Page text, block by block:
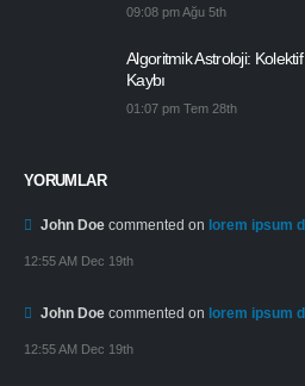
09:08 pm Ağu 5th
Algoritmik Astroloji:
Kaybı
01:07 pm Tem 28th
YORUMLAR
John Doe commented on lorem ipsum
12:55 AM Dec 19th
John Doe commented on lorem ipsum
12:55 AM Dec 19th